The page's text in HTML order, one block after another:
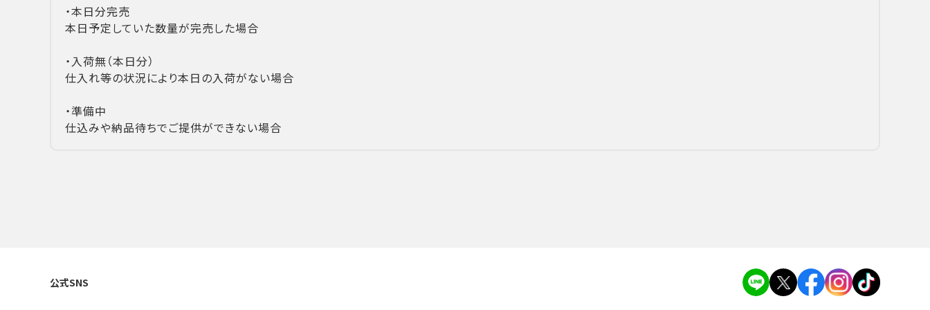
・本日分完売
本日予定していた数量が完売した場合
・入荷無（本日分）
仕入れ等の状況により本日の入荷がない場合
・準備中
仕込みや納品待ちでご提供ができない場合
公式SNS